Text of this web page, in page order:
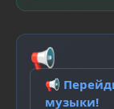
📢
📢
музыки!